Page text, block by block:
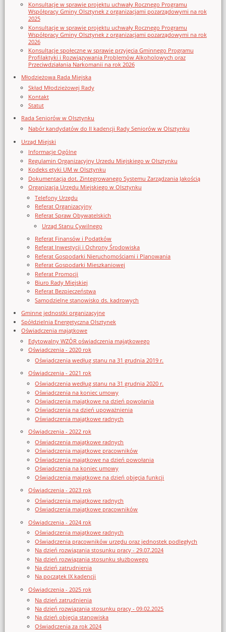
Konsultacje w sprawie projektu uchwały Rocznego Programu
Współpracy Gminy Olsztynek z organizacjami pozarządowymi na rok
2025
Konsultacje w sprawie projektu uchwały Rocznego Programu
Współpracy Gminy Olsztynek z organizacjami pozarządowymi na rok
2026
Konsultacje społeczne w sprawie przyjęcia Gminnego Programu
Profilaktyki i Rozwiązywania Problemów Alkoholowych oraz
Przeciwdziałania Narkomanii na rok 2026
Młodzieżowa Rada Miejska
Skład Młodzieżowej Rady
Kontakt
Statut
Rada Seniorów w Olsztynku
Nabór kandydatów do II kadencji Rady Seniorów w Olsztynku
Urząd Miejski
Informacje Ogólne
Regulamin Organizacyjny Urzedu Miejskiego w Olsztynku
Kodeks etyki UM w Olsztynku
Dokumentacja dot. Zintegrowanego Systemu Zarządzania Jakością
Organizacja Urzędu Miejskiego w Olsztynku
Telefony Urzędu
Referat Organizacyjny
Referat Spraw Obywatelskich
Urząd Stanu Cywilnego
Referat Finansów i Podatków
Referat Inwestycji i Ochrony Środowiska
Referat Gospodarki Nieruchomościami i Planowania
Referat Gospodarki Mieszkaniowej
Referat Promocji
Biuro Rady Miejskiej
Referat Bezpieczeństwa
Samodzielne stanowisko ds. kadrowych
Gminne jednostki organizacyjne
Spółdzielnia Energetyczna Olsztynek
Oświadczenia majątkowe
Edytowalny WZÓR oświadczenia majątkowego
Oświadczenia - 2020 rok
Oświadczenia według stanu na 31 grudnia 2019 r.
Oświadczenia - 2021 rok
Oświadczenia według stanu na 31 grudnia 2020 r.
Oświadczenia na koniec umowy
Oświadczenia majątkowe na dzień powołania
Oświadczenia na dzień upoważnienia
Oświadczenia majątkowe radnych
Oświadczenia - 2022 rok
Oświadczenia majątkowe radnych
Oświadczenia majątkowe pracowników
Oświadczenia majątkowe na dzień powołania
Oświadczenia na koniec umowy
Oświadczenia majątkowe na dzień objęcia funkcji
Oświadczenia - 2023 rok
Oświadczenia majątkowe radnych
Oświadczenia majątkowe pracowników
Oświadczenia - 2024 rok
Oświadczenia majątkowe radnych
Oświadczenia pracowników urzędu oraz jednostek podległych
Na dzień rozwiązania stosunku pracy - 29.07.2024
Na dzień rozwiązania stosunku służbowego
Na dzień zatrudnienia
Na początek IX kadencji
Oświadczenia - 2025 rok
Na dzień zatrudnienia
Na dzień rozwiązania stosunku pracy - 09.02.2025
Na dzień objęcia stanowiska
Oświadczenia za rok 2024